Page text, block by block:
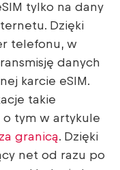
tylko na dany
Dzięki
telefonu, w
danych
karcie eSIM.
takie
o tym w artykule
granicą. Dzięki
net od razu po